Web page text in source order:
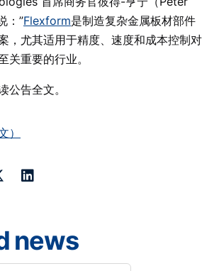
：”Flexform是制造复杂金属板材部件
，尤其适用于精度、速度和成本控制对
关重要的行业。
公告全文。
）
news